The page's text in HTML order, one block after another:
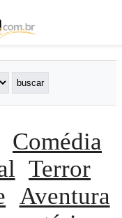
Comédia
Terror
Aventura